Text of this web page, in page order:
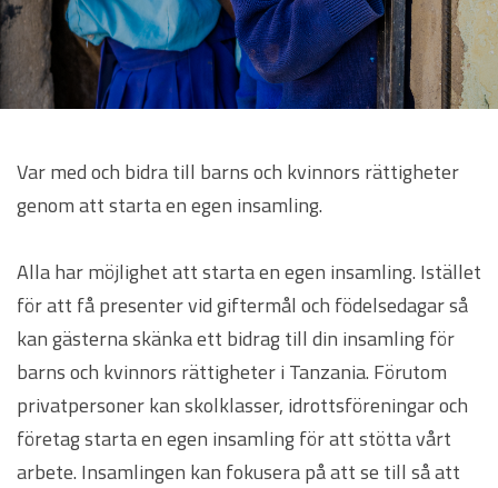
Var med och bidra till barns och kvinnors rättigheter
genom att starta en egen insamling.
Alla har möjlighet att starta en egen insamling. Istället
för att få presenter vid giftermål och födelsedagar så
kan gästerna skänka ett bidrag till din insamling för
barns och kvinnors rättigheter i Tanzania. Förutom
privatpersoner kan skolklasser, idrottsföreningar och
företag starta en egen insamling för att stötta vårt
arbete. Insamlingen kan fokusera på att se till så att